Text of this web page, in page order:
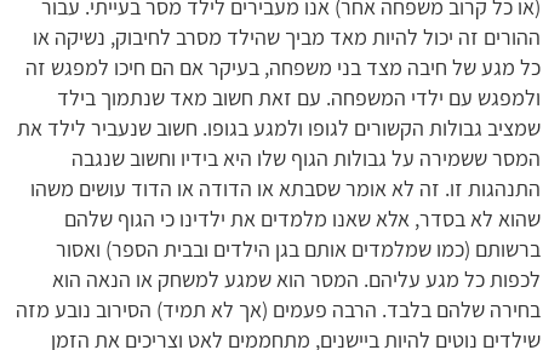
(או כל קרוב משפחה אחר) אנו מעבירים לילד מסר בעייתי. עבור
ההורים זה יכול להיות מאד מביך שהילד מסרב לחיבוק, נשיקה או
כל מגע של חיבה מצד בני משפחה, בעיקר אם הם חיכו למפגש זה
ולמפגש עם ילדי המשפחה. עם זאת חשוב מאד שנתמוך בילד
שמציב גבולות הקשורים לגופו ולמגע בגופו. חשוב שנעביר לילד את
המסר ששמירה על גבולות הגוף שלו היא בידיו וחשוב שנגבה
התנהגות זו. זה לא אומר שסבתא או הדודה או הדוד עושים משהו
שהוא לא בסדר, אלא שאנו מלמדים את ילדינו כי הגוף שלהם
ברשותם (כמו שמלמדים אותם בגן הילדים ובבית הספר) ואסור
לכפות כל מגע עליהם. המסר הוא שמגע למשחק או הנאה הוא
בחירה שלהם בלבד. הרבה פעמים (אך לא תמיד) הסירוב נובע מזה
שילדים נוטים להיות ביישנים, מתחממים לאט וצריכים את הזמן